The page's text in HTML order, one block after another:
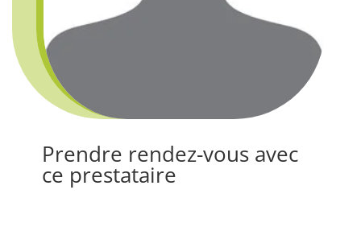
Prendre rendez-vous avec
ce prestataire